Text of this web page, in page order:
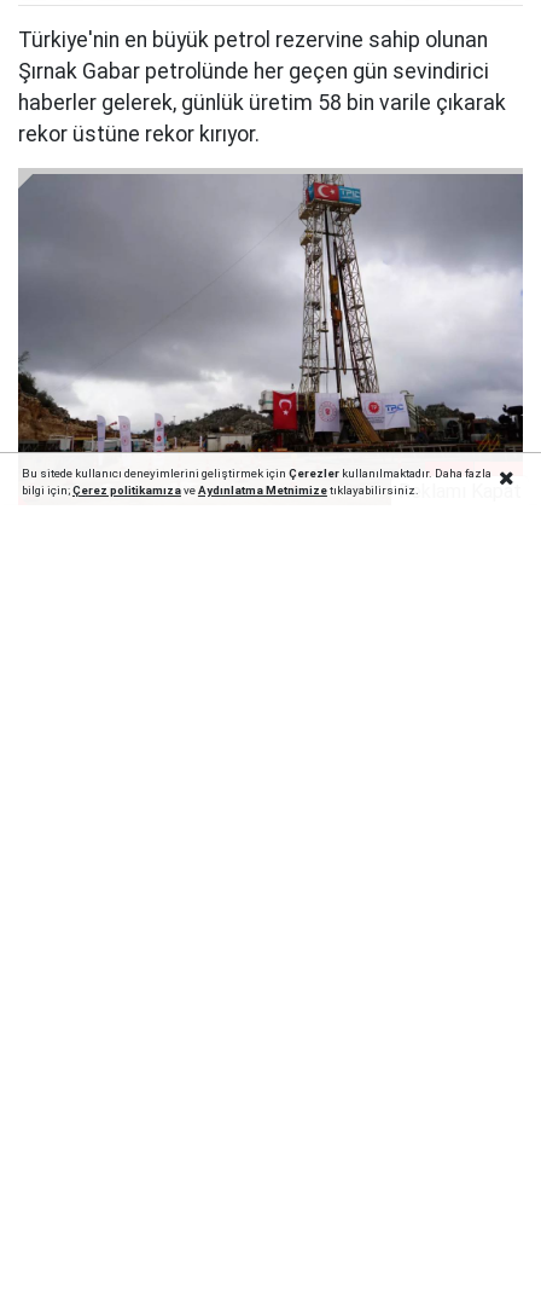
Türkiye'nin en büyük petrol rezervine sahip olunan
Şırnak Gabar petrolünde her geçen gün sevindirici
haberler gelerek, günlük üretim 58 bin varile çıkarak
rekor üstüne rekor kırıyor.
1 5
Bu sitede kullanıcı deneyimlerini geliştirmek için Çerezlerkullanılmaktadır. Daha fazla
bilgi için;Çerez politikamızaveAydınlatma Metnimizetıklayabilirsiniz.Reklamı Kapat